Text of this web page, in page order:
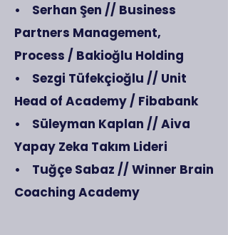
• Serhan Şen // Business
Partners Management,
Process / Bakioğlu Holding
• Sezgi Tüfekçioğlu // Unit
Head of Academy / Fibabank
• Süleyman Kaplan // Aiva
Yapay Zeka Takım Lideri
• Tuğçe Sabaz // Winner Brain
Coaching Academy